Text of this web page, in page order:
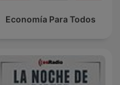
Economía Para Todos